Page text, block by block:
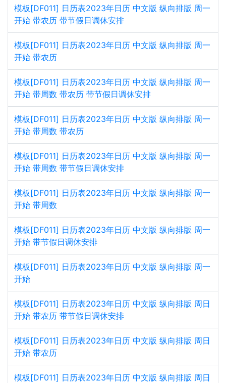
模板[DF011] 日历表2023年日历 中文版 纵向排版 周一
开始 带农历 带节假日调休安排
模板[DF011] 日历表2023年日历 中文版 纵向排版 周一
开始 带农历
模板[DF011] 日历表2023年日历 中文版 纵向排版 周一
开始 带周数 带农历 带节假日调休安排
模板[DF011] 日历表2023年日历 中文版 纵向排版 周一
开始 带周数 带农历
模板[DF011] 日历表2023年日历 中文版 纵向排版 周一
开始 带周数 带节假日调休安排
模板[DF011] 日历表2023年日历 中文版 纵向排版 周一
开始 带周数
模板[DF011] 日历表2023年日历 中文版 纵向排版 周一
开始 带节假日调休安排
模板[DF011] 日历表2023年日历 中文版 纵向排版 周一
开始
模板[DF011] 日历表2023年日历 中文版 纵向排版 周日
开始 带农历 带节假日调休安排
模板[DF011] 日历表2023年日历 中文版 纵向排版 周日
开始 带农历
模板[DF011] 日历表2023年日历 中文版 纵向排版 周日